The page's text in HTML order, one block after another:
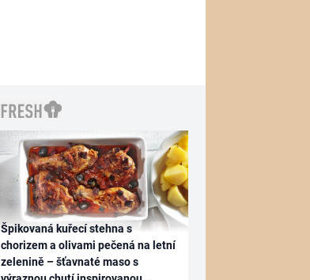
Špikovaná kuřecí stehna s
chorizem a olivami pečená na letní
zelenině – šťavnaté maso s